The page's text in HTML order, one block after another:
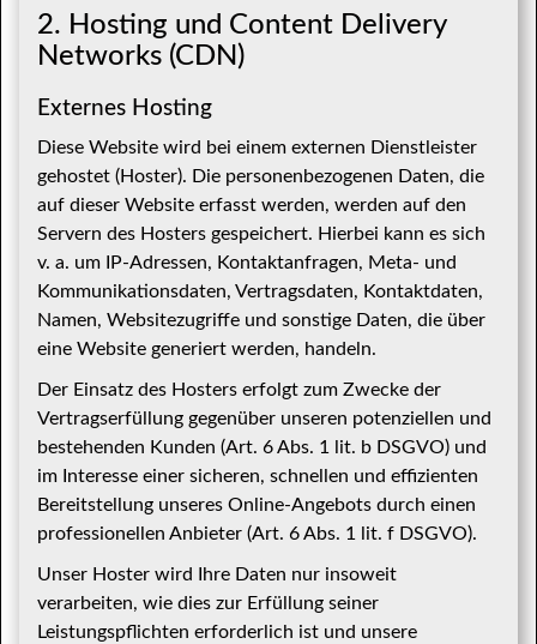
2. Hosting und Content Delivery
Networks (CDN)
Externes Hosting
Diese Website wird bei einem externen Dienstleister
gehostet (Hoster). Die personenbezogenen Daten, die
auf dieser Website erfasst werden, werden auf den
Servern des Hosters gespeichert. Hierbei kann es sich
v. a. um IP-Adressen, Kontaktanfragen, Meta- und
Kommunikationsdaten, Vertragsdaten, Kontaktdaten,
Namen, Websitezugriffe und sonstige Daten, die über
eine Website generiert werden, handeln.
Der Einsatz des Hosters erfolgt zum Zwecke der
Vertragserfüllung gegenüber unseren potenziellen und
bestehenden Kunden (Art. 6 Abs. 1 lit. b DSGVO) und
im Interesse einer sicheren, schnellen und effizienten
Bereitstellung unseres Online-Angebots durch einen
professionellen Anbieter (Art. 6 Abs. 1 lit. f DSGVO).
Unser Hoster wird Ihre Daten nur insoweit
verarbeiten, wie dies zur Erfüllung seiner
Leistungspflichten erforderlich ist und unsere